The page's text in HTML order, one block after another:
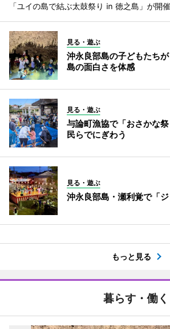
「ユイの島で結ぶ太鼓祭り in 徳之島」が開催
見る・遊ぶ
沖永良部島の子どもたち
島の面白さを体感
見る・遊ぶ
与論町漁協で「おさかな
民らでにぎわう
見る・遊ぶ
沖永良部島・瀬利覚で「
もっと見る
暮らす・働く